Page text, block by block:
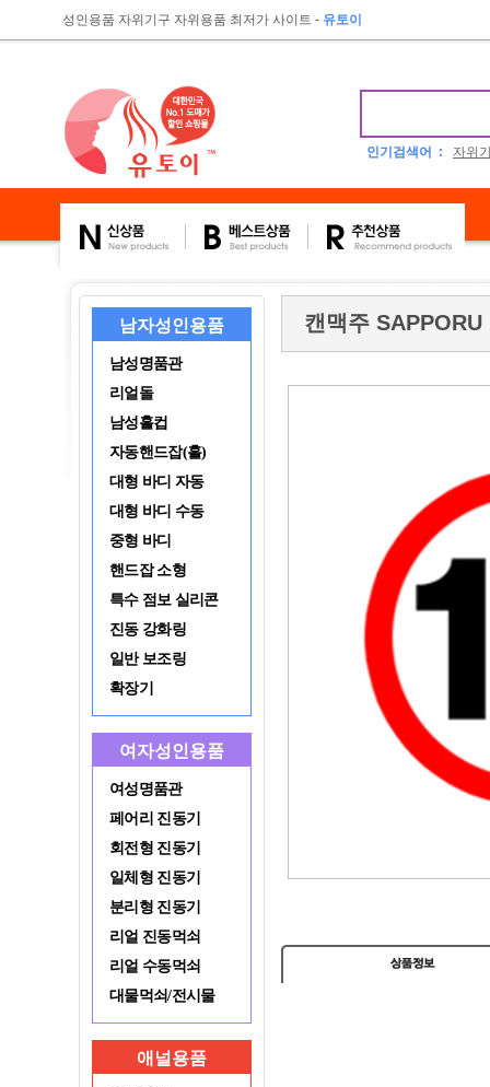
성인용품 자위기구 자위용품 최저가 사이트 - 유토이
인기검색어 : 자위
남자성인용품
남성명품관
리얼돌
남성홀컵
자동핸드잡(홀)
대형 바디 자동
대형 바디 수동
중형 바디
핸드잡 소형
특수 점보 실리콘
진동 강화링
일반 보조링
확장기
여자성인용품
여성명품관
페어리 진동기
회전형 진동기
일체형 진동기
분리형 진동기
리얼 진동먹쇠
리얼 수동먹쇠
대물먹쇠/전시물
애널용품
캔맥주